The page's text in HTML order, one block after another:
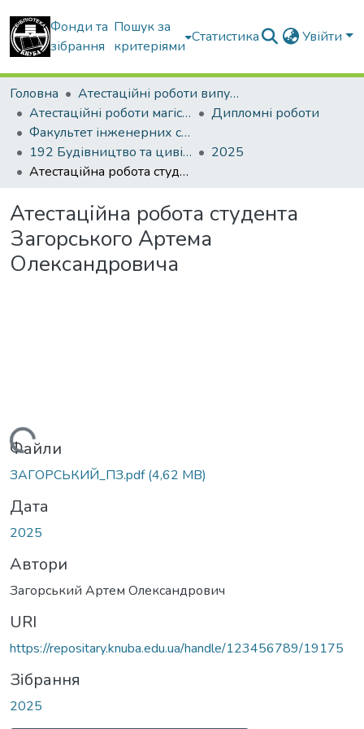
Фонди та
зібрання
Пошук за
критеріями
Статистика Увійти
Головна
Атестаційні роботи випускників
Атестаційні роботи магістрів
Дипломні роботи
Факультет інженерних систем та екології
192 Будівництво та цивільна інженерія. Теплогазопостачання і вентиляція
2025
Атестаційна робота студента Загорського Артема Олександровича
Атестаційна робота студента
Загорського Артема
Олександровича
Вантажиться...
Файли
ЗАГОРСЬКИЙ_ПЗ.pdf(4,62 MB)
Дата
2025
Автори
Загорський Артем Олександрович
URI
https://repositary.knuba.edu.ua/handle/123456789/19175
Зібрання
2025